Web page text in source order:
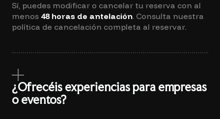
Sí, puedes modificar o cancelar tu reserva con al
menos 48 horas de antelación. Consulta nuestra
política de cancelación completa al reservar.
¿Ofrecéis experiencias para empresas
o eventos?